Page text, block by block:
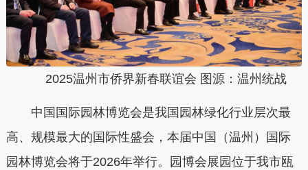
2025温州市侨界新春联谊会 图源：温州统战
中国国际园林博览会是我国园林绿化行业层次最
高、规模最大的国际性盛会，本届中国（温州）国际
园林博览会将于2026年举行。园博会展园位于我市瓯